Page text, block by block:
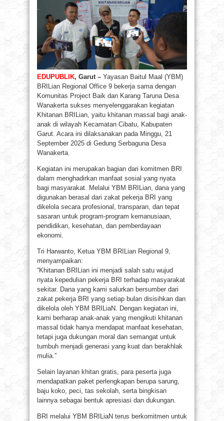
EDUPUBLIK, Garut – Yayasan Baitul Maal (YBM)
BRILian Regional Office 9 bekerja sama dengan
Komunitas Project Baik dan Karang Taruna Desa
Wanakerta sukses menyelenggarakan kegiatan
Khitanan BRILian, yaitu khitanan massal bagi anak-
anak di wilayah Kecamatan Cibatu, Kabupaten
Garut. Acara ini dilaksanakan pada Minggu, 21
September 2025 di Gedung Serbaguna Desa
Wanakerta.
Kegiatan ini merupakan bagian dari komitmen BRI
dalam menghadirkan manfaat sosial yang nyata
bagi masyarakat. Melalui YBM BRILian, dana yang
digunakan berasal dari zakat pekerja BRI yang
dikelola secara profesional, transparan, dan tepat
sasaran untuk program-program kemanusiaan,
pendidikan, kesehatan, dan pemberdayaan
ekonomi.
Tri Harwanto, Ketua YBM BRILian Regional 9,
menyampaikan:
“Khitanan BRILian ini menjadi salah satu wujud
nyata kepedulian pekerja BRI terhadap masyarakat
sekitar. Dana yang kami salurkan bersumber dari
zakat pekerja BRI yang setiap bulan disisihkan dan
dikelola oleh YBM BRILiaN. Dengan kegiatan ini,
kami berharap anak-anak yang mengikuti khitanan
massal tidak hanya mendapat manfaat kesehatan,
tetapi juga dukungan moral dan semangat untuk
tumbuh menjadi generasi yang kuat dan berakhlak
mulia.”
Selain layanan khitan gratis, para peserta juga
mendapatkan paket perlengkapan berupa sarung,
baju koko, peci, tas sekolah, serta bingkisan
lainnya sebagai bentuk apresiasi dan dukungan.
BRI melalui YBM BRILiaN terus berkomitmen untuk